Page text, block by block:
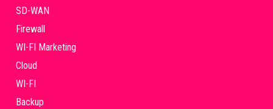
SD-WAN
Firewall
WI-FI Marketing
Cloud
WI-FI
Backup